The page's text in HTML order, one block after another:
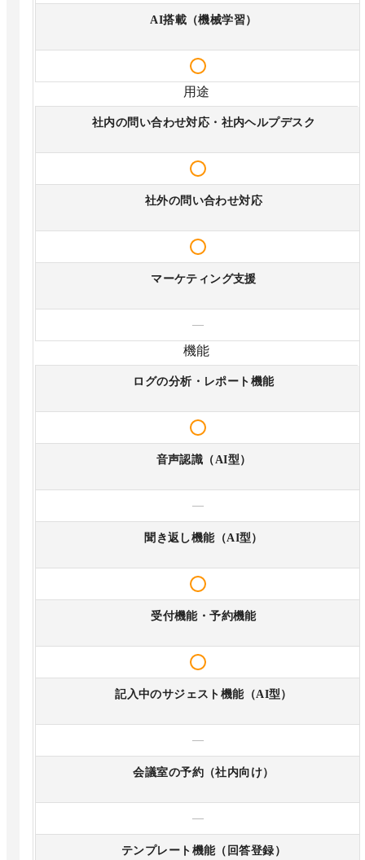
AI搭載（機械学習）
用途
社内の問い合わせ対応・社内ヘルプデスク
社外の問い合わせ対応
マーケティング支援
—
機能
ログの分析・レポート機能
音声認識（AI型）
—
聞き返し機能（AI型）
受付機能・予約機能
記入中のサジェスト機能（AI型）
—
会議室の予約（社内向け）
—
テンプレート機能（回答登録）